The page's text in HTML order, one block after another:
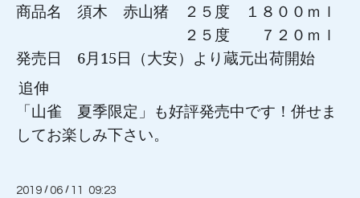
商品名 須木 赤山猪 ２５度 １８００ｍｌ
２５度 ７２０ｍｌ
発売日 6月 15日（大安）より蔵元出荷開始
追伸
「山雀 夏季限定」も好評発売中です！併せま
してお楽しみ下さい。
2019 /06 / 11 09:23